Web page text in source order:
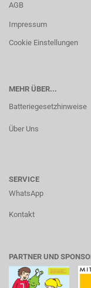
AGB
Impressum
Cookie Einstellungen
MEHR ÜBER...
Batteriegesetzhinweise
Über Uns
SERVICE
WhatsApp
Kontakt
PARTNER UND